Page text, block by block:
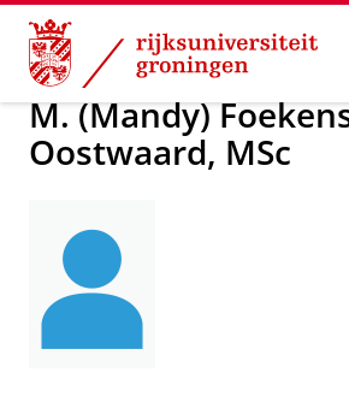
Skip
Content
Skip
Navigation
M. (Mandy) Foekens-
M. (Mandy)
Oostwaard, MSc